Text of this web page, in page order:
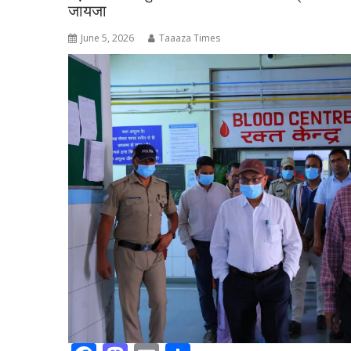
k
जायजा
June 5, 2026 Taaaza Times